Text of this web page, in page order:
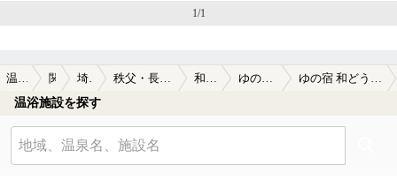
1/1
関東 ゆの宿 和どう
温浴施設を探す